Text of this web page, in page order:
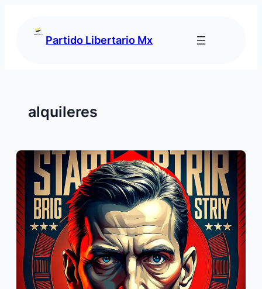
Partido Libertario Mx
alquileres